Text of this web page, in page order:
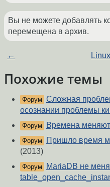
Вы не можете добавлять
перемещена в архив.
←
Похожие темы
Форум Сложная
осознании проблемы
Форум Времена
Форум
Пришло время
(2013)
Форум
MariaDB не